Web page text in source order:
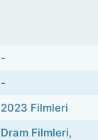
-
-
2023 Filmleri
Dram Filmleri,